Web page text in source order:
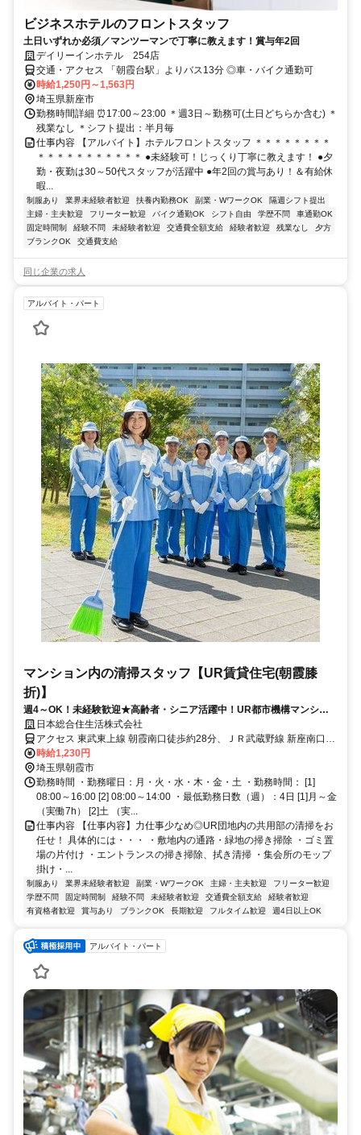
ビジネスホテルのフロントスタッフ
土日いずれか必須／マンツーマンで丁寧に教えます！賞与年2回
デイリーインホテル 254店
交通・アクセス 「朝霞台駅」よりバス13分 ◎車・バイク通勤可
時給1,250円～1,563円
埼玉県新座市
勤務時間詳細 ⏰17:00～23:00 ＊週3日～勤務可(土日どちらか含む) ＊
残業なし ＊シフト提出：半月毎
仕事内容 【アルバイト】ホテルフロントスタッフ ＊＊＊＊＊＊＊＊
＊＊＊＊＊＊＊＊＊＊＊ ●未経験可！じっくり丁寧に教えます！ ●夕
勤・夜勤は30～50代スタッフが活躍中 ●年2回の賞与あり！＆有給休
暇...
制服あり 業界未経験者歓迎 扶養内勤務OK 副業・WワークOK
隔週シフト提出
主婦・主夫歓迎
フリーター歓迎 バイク通勤OK シフト自由 学歴不問
車通勤OK
固定時間制
経験不問 未経験者歓迎 交通費全額支給 経験者歓迎 残業なし
夕方
ブランクOK
交通費支給
同じ企業の求人
アルバイト・パート
マンション内の清掃スタッフ【UR賃貸住宅(朝霞膝
折)】
週4～OK！未経験歓迎★高齢者・シニア活躍中！UR都市機構マンショ
ン◎安定・安心！【駅からバス通勤】
日本総合住生活株式会社
アクセス 東武東上線 朝霞南口徒歩約28分、ＪＲ武蔵野線 新座南口徒
歩約34分 東武東上線「朝霞」駅 バス6分 徒歩3分
時給1,230円
埼玉県朝霞市
勤務時間 ・勤務曜日：月・火・水・木・金・土 ・勤務時間： [1]
08:00～16:00 [2] 08:00～14:00 ・最低勤務日数（週）：4日 [1]月～金
（実働7h） [2]土 （実...
仕事内容 【仕事内容】力仕事少なめ◎UR団地内の共用部の清掃をお
任せ！ 具体的には・・・ ・敷地内の通路・緑地の掃き掃除 ・ゴミ置
場の片付け ・エントランスの掃き掃除、拭き清掃 ・集会所のモップ
掛け・...
制服あり 業界未経験者歓迎 副業・WワークOK 主婦・主夫歓迎
フリーター歓迎
学歴不問
固定時間制 経験不問 未経験者歓迎 交通費全額支給
経験者歓迎
有資格者歓迎
賞与あり ブランクOK 長期歓迎 フルタイム歓迎 週4日以上OK
アルバイト・パート